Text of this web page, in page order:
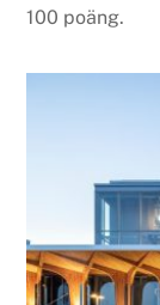
100 poäng.